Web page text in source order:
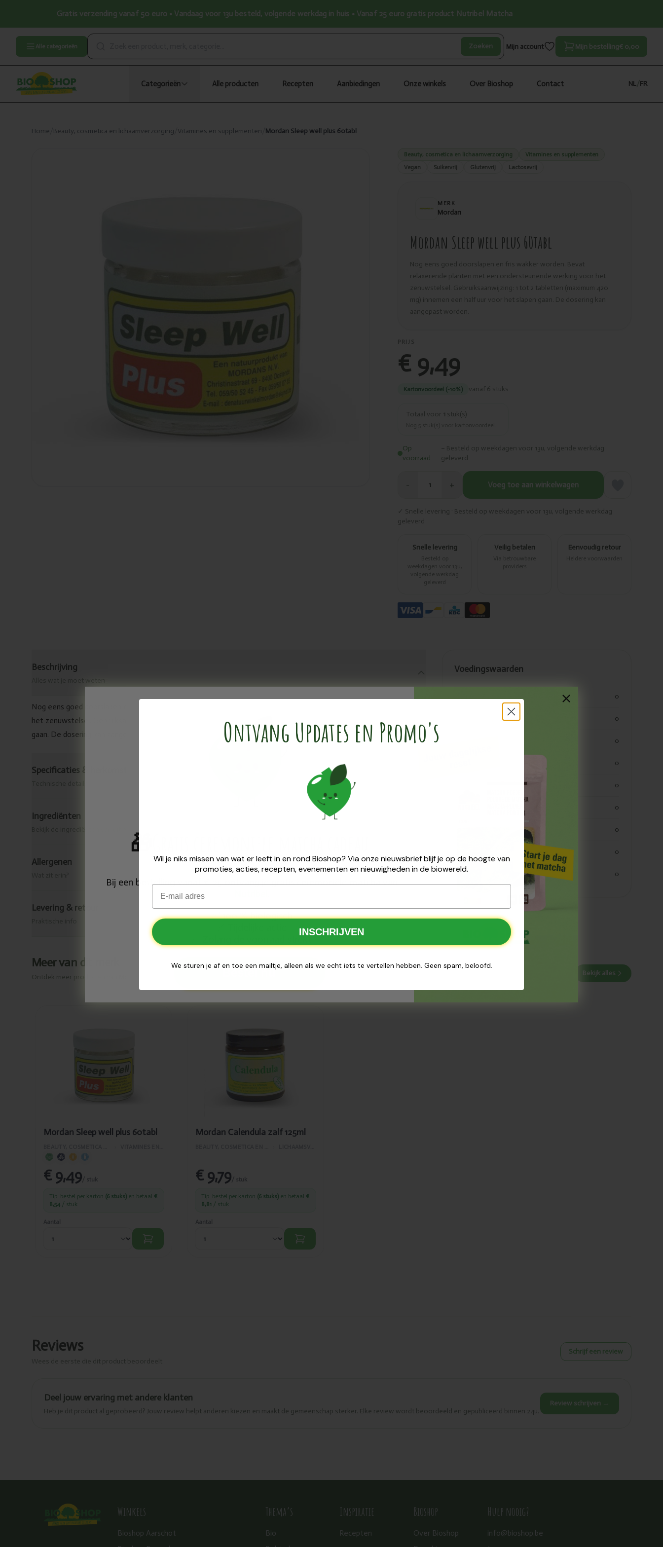
Gratis verzending vanaf 50 euro • Vandaag voor 13u besteld, volgende werkdag in huis • Vanaf 25 euro gratis product Nutribel Matcha
Alle categorieën Zoeken Mijn account Mijn bestelling€ 0,00
Categorieën Alle producten Recepten Aanbiedingen Onze winkels Over Bioshop Contact NL FR
Home Beauty, cosmetica en lichaamverzorging Vitamines en supplementen Mordan Sleep well plus 60tabl
Beauty, cosmetica en lichaamverzorging
Vitamines en supplementen
Vegan
Suikervrij Glutenvrij Lactosevrij
MERK
Mordan
Mordan Sleep well plus 60tabl
Nog eens goed doorslapen en fris wakker worden. Bevat
relaxerende planten met een ondersteunende werking voor het
zenuwstelsel. Gebruiksaanwijzing: 1 tot 2 tabletten (maximum 420
mg) innemen een half uur voor het slapen gaan. De dosering kan
aangepast worden. –
PRIJS
€ 9,49
Kartonvoordeel (-10%) vanaf 6 stuks
Totaal voor 1 stuk(s)
Op
voorraad
– Besteld op weekdagen voor 13u, volgende werkdag
geleverd
− 1 + Voeg toe aan winkelwagen
✓ Snelle levering · Besteld op weekdagen voor 13u, volgende werkdag
geleverd
Snelle levering
Besteld op
weekdagen voor 13u,
volgende werkdag
geleverd
Veilig betalen
Via betrouwbare
providers
Eenvoudig retour
Heldere voorwaarden
Beschrijving
Nog eens goed doorslapen en fris wakker worden. Bevat relaxerende planten met een ondersteunende werking voor
het zenuwstelsel. Gebruiksaanwijzing: 1 tot 2 tabletten (maximum 420 mg) innemen een half uur voor het slapen
gaan. De dosering kan aangepast worden. –
Specificaties & herkomst
Ingrediënten
Allergenen
Levering & retour
Voedingswaarden
0
0
0
0
0
0
0
0
zout 0
Meer van dit merk
Ontdek meer producten van Bekijk alles
Mordan Sleep well plus 60tabl
€ 9,49/ stuk
Tip: bestel per karton (6 stuks) en betaal €
8,54 / stuk
Aantal
Calendula zalf
Mordan Calendula zalf 125ml
€ 9,79/ stuk
Tip: bestel per karton (6 stuks) en betaal €
8,81 / stuk
Aantal
Reviews Schrijf een review
Deel jouw ervaring met andere klanten
Heb je dit product al geprobeerd? Jouw review helpt anderen kiezen en maakt de gemeenschap sterker. Elke review wordt beoordeeld en gepubliceerd binnen 24u.
Review schrijven →
Winkels
Bioshop Aarschot
Thema’s
Bio
Inspiratie
Recepten
Bioshop
Over Bioshop
Hulp nodig?
info@bioshop.be
🎁
Bij een bestelling vanaf € 25 ontvang je gratis ceremoniële matcha van
✅100 % biologisch
Zolang de voorraad strekt
Bestel nu
Ontvang Updates en Promo's
Wil je niks missen van wat er leeft in en rond Bioshop? Via onze nieuwsbrief blijf je op de hoogte van
promoties, acties, recepten, evenementen en nieuwigheden in de biowereld.
Email
INSCHRIJVEN
We sturen je af en toe een mailtje, alleen als we echt iets te vertellen hebben. Geen spam, beloofd.